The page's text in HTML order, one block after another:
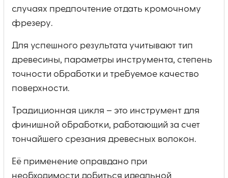
случаях предпочтение отдать кромочному
фрезеру.
Для успешного результата учитывают тип
древесины, параметры инструмента, степень
точности обработки и требуемое качество
поверхности.
Традиционная цикля – это инструмент для
финишной обработки, работающий за счет
тончайшего срезания древесных волокон.
Её применение оправдано при
необходимости добиться идеальной